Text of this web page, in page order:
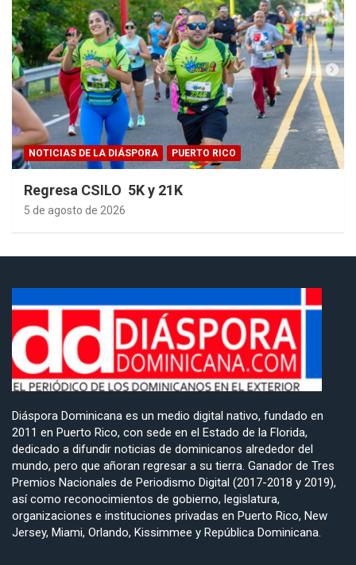
NOTICIAS DE LA DIÁSPORA PUERTO RICO
Regresa CSILO 5K y 21K
5 de agosto de 2026
Diáspora Dominicana es un medio digital nativo, fundado en
2011 en Puerto Rico, con sede en el Estado de la Florida,
dedicado a difundir noticias de dominicanos alrededor del
mundo, pero que añoran regresar a su tierra. Ganador de Tres
Premios Nacionales de Periodismo Digital (2017-2018 y 2019),
así como reconocimientos de gobierno, legislatura,
organizaciones e instituciones privadas en Puerto Rico, New
Jersey, Miami, Orlando, Kissimmee y República Dominicana.